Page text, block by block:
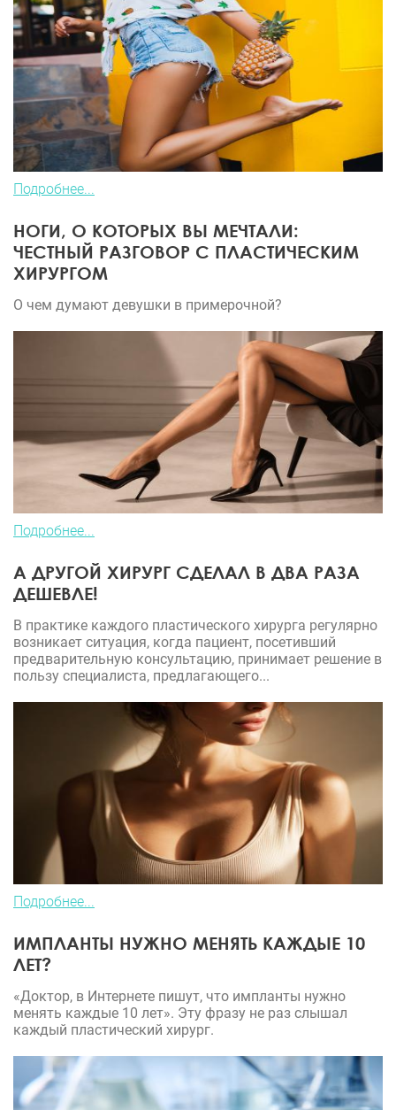
Подробнее...
НОГИ, О КОТОРЫХ ВЫ МЕЧТАЛИ:
ЧЕСТНЫЙ РАЗГОВОР С ПЛАСТИЧЕСКИМ
ХИРУРГОМ
О чем думают девушки в примерочной?
Подробнее...
А ДРУГОЙ ХИРУРГ СДЕЛАЛ В ДВА РАЗА
ДЕШЕВЛЕ!
В практике каждого пластического хирурга регулярно
возникает ситуация, когда пациент, посетивший
предварительную консультацию, принимает решение в
пользу специалиста, предлагающего...
Подробнее...
ИМПЛАНТЫ НУЖНО МЕНЯТЬ КАЖДЫЕ 10
ЛЕТ?
«Доктор, в Интернете пишут, что импланты нужно
менять каждые 10 лет». Эту фразу не раз слышал
каждый пластический хирург.